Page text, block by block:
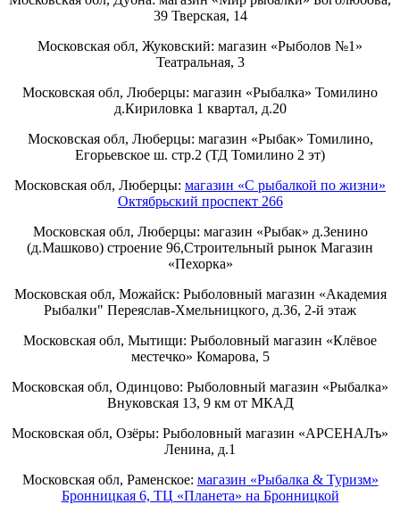
39 Тверская, 14
Московская обл, Жуковский: магазин «Рыболов №1»
Театральная, 3
Московская обл, Люберцы: магазин «Рыбалка» Томилино
д.Кириловка 1 квартал, д.20
Московская обл, Люберцы: магазин «Рыбак» Томилино,
Егорьевское ш. стр.2 (ТД Томилино 2 эт)
Московская обл, Люберцы: магазин «С рыбалкой по жизни»
Октябрьский проспект 266
Московская обл, Люберцы: магазин «Рыбак» д.Зенино
(д.Машково) строение 96,Строительный рынок Магазин
«Пехорка»
Московская обл, Можайск: Рыболовный магазин «Академия
Рыбалки" Переяслав-Хмельницкого, д.36, 2-й этаж
Московская обл, Мытищи: Рыболовный магазин «Клёвое
местечко» Комарова, 5
Московская обл, Одинцово: Рыболовный магазин «Рыбалка»
Внуковская 13, 9 км от МКАД
Московская обл, Озёры: Рыболовный магазин «АРСЕНАЛъ»
Ленина, д.1
Московская обл, Раменское: магазин «Рыбалка & Туризм»
Бронницкая 6, ТЦ «Планета» на Бронницкой